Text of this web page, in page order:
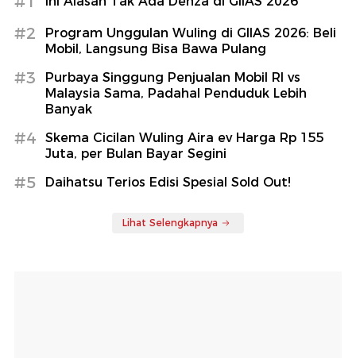
#2
Program Unggulan Wuling di GIIAS 2026: Beli
Mobil, Langsung Bisa Bawa Pulang
#3
Purbaya Singgung Penjualan Mobil RI vs
Malaysia Sama, Padahal Penduduk Lebih
Banyak
#4
Skema Cicilan Wuling Aira ev Harga Rp 155
Juta, per Bulan Bayar Segini
#5 Daihatsu Terios Edisi Spesial Sold Out!
Lihat Selengkapnya